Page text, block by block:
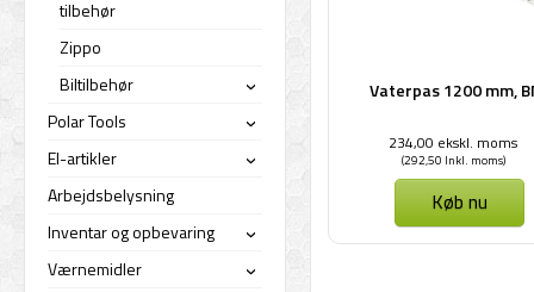
Vaterpas 1200 mm,
234,00 ekskl. moms
(292,50 Inkl. moms)
Køb nu
tilbehør
Zippo
Biltilbehør
›
Polar Tools ›
El-artikler ›
Arbejdsbelysning
Inventar og opbevaring
›
Værnemidler ›